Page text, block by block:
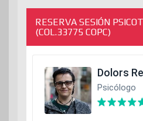
RESERVA SESIÓN
(COL.33775 COPC)